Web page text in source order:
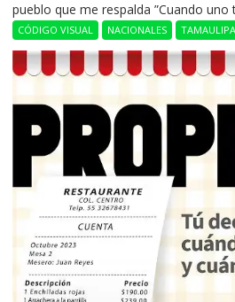
pueblo que me respalda ”Cuando uno
CÓDIGO VISUAL NACIONALES